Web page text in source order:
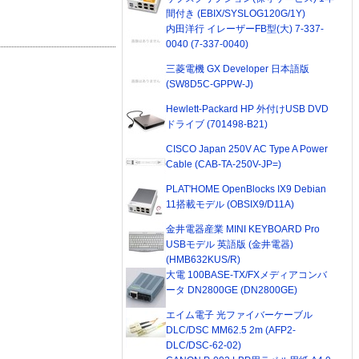
間付き (EBIX/SYSLOG120G/1Y)
内田洋行 イレーザーFB型(大) 7-337-
0040 (7-337-0040)
三菱電機 GX Developer 日本語版
(SW8D5C-GPPW-J)
Hewlett-Packard HP 外付けUSB DVD
ドライブ (701498-B21)
CISCO Japan 250V AC Type A Power
Cable (CAB-TA-250V-JP=)
PLAT'HOME OpenBlocks IX9 Debian
11搭載モデル (OBSIX9/D11A)
金井電器産業 MINI KEYBOARD Pro
USBモデル 英語版 (金井電器)
(HMB632KUS/R)
大電 100BASE-TX/FXメディアコンバ
ータ DN2800GE (DN2800GE)
エイム電子 光ファイバーケーブル
DLC/DSC MM62.5 2m (AFP2-
DLC/DSC-62-02)